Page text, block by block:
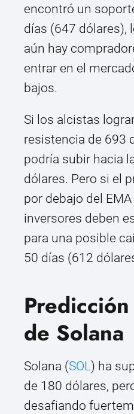
encontró un
días (647 dólares),
aún hay
entrar en el
bajos.
Si los alcistas
resistencia de 693
podría subir hacia
dólares. Pero si el
por debajo del
inversores deben
para una posible
50 días (612
de Solana
Solana (SOL) ha
de 180 dólares,
desafiando